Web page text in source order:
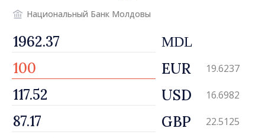
Национальный Банк Молдовы
MDL
EUR 19.6237
USD 16.6982
GBP 22.5125